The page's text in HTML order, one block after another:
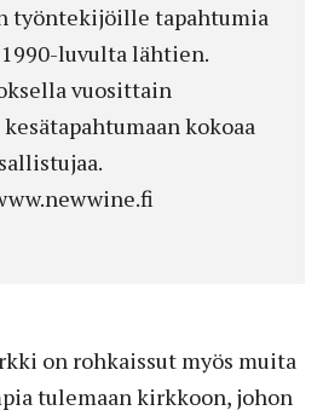
työntekijöille tapahtumia
luvulta lähtien.
vuosittain
kokoaa
on rohkaissut myös muita
tulemaan kirkkoon, johon